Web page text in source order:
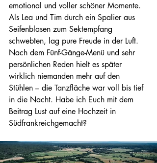
emotional und voller schöner Momente.
Als Lea und Tim durch ein Spalier aus
Seifenblasen zum Sektempfang
schwebten, lag pure Freude in der Luft.
Nach dem Fünf-Gänge-Menü und sehr
persönlichen Reden hielt es später
wirklich niemanden mehr auf den
Stühlen – die Tanzfläche war voll bis tief
in die Nacht. Habe ich Euch mit dem
Beitrag Lust auf eine Hochzeit in
Südfrankreichgemacht?